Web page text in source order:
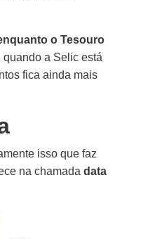
o Tesouro
quando a Selic está
fica ainda mais
isso que faz
na chamada data